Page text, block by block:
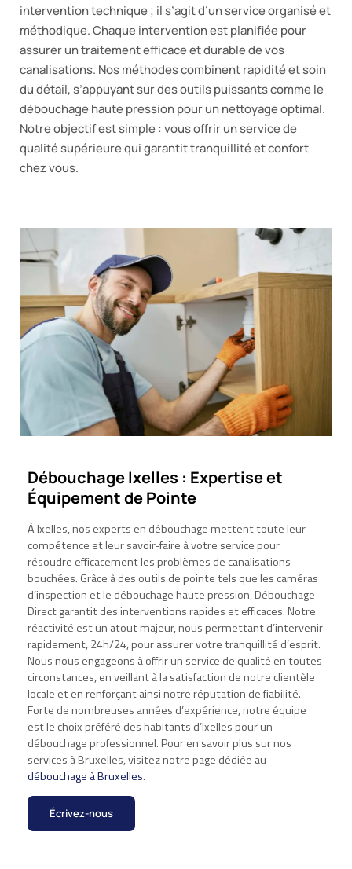
intervention technique ; il s’agit d’un service organisé et
méthodique. Chaque intervention est planifiée pour
assurer un traitement efficace et durable de vos
canalisations. Nos méthodes combinent rapidité et soin
du détail, s’appuyant sur des outils puissants comme le
débouchage haute pression pour un nettoyage optimal.
Notre objectif est simple : vous offrir un service de
qualité supérieure qui garantit tranquillité et confort
chez vous.
Débouchage Ixelles : Expertise et
Équipement de Pointe
À Ixelles, nos experts en débouchage mettent toute leur
compétence et leur savoir-faire à votre service pour
résoudre efficacement les problèmes de canalisations
bouchées. Grâce à des outils de pointe tels que les caméras
d’inspection et le débouchage haute pression, Débouchage
Direct garantit des interventions rapides et efficaces. Notre
réactivité est un atout majeur, nous permettant d’intervenir
rapidement, 24h/24, pour assurer votre tranquillité d’esprit.
Nous nous engageons à offrir un service de qualité en toutes
circonstances, en veillant à la satisfaction de notre clientèle
locale et en renforçant ainsi notre réputation de fiabilité.
Forte de nombreuses années d’expérience, notre équipe
est le choix préféré des habitants d’Ixelles pour un
débouchage professionnel. Pour en savoir plus sur nos
services à Bruxelles, visitez notre page dédiée au
débouchage à Bruxelles.
Écrivez-nous